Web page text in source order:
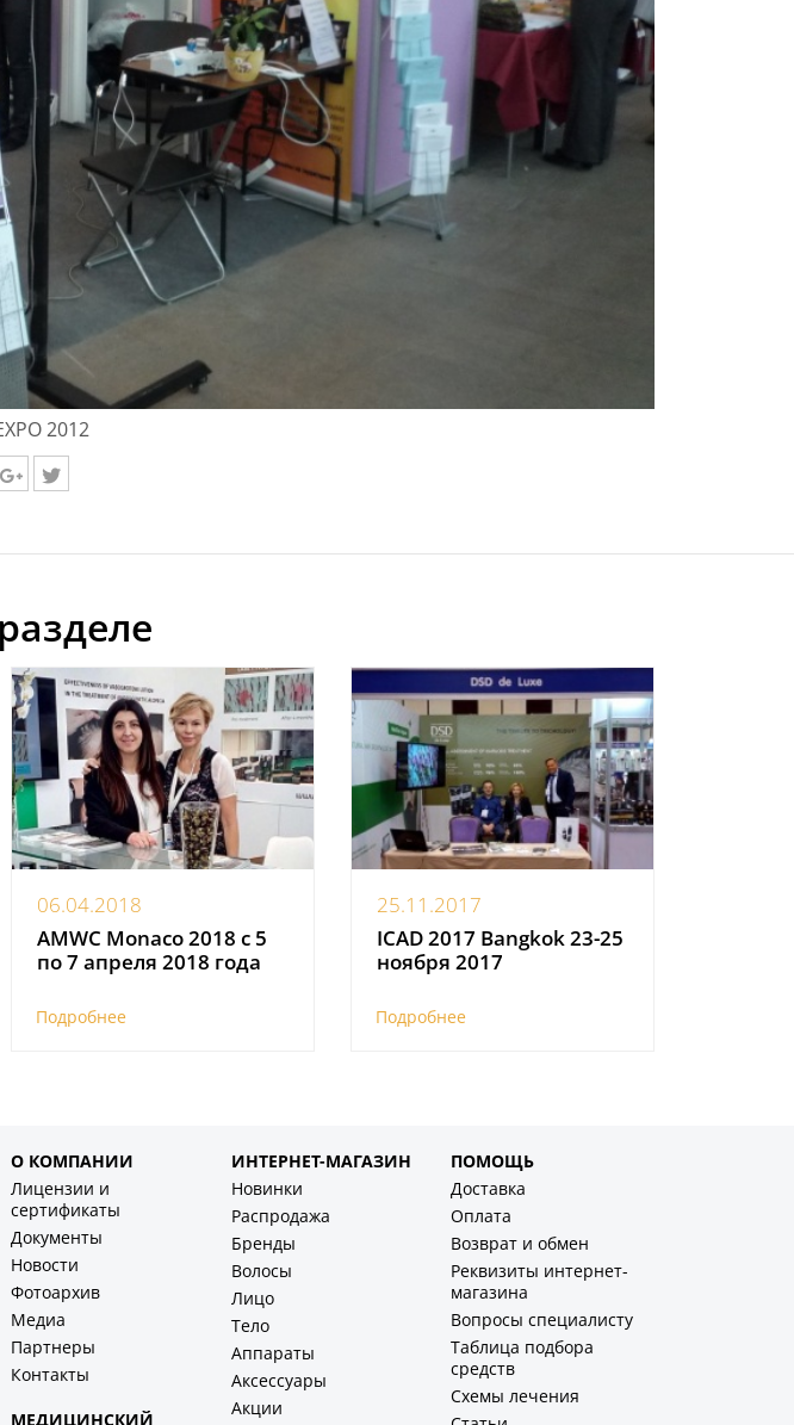
2012
06.04.2018
AMWC Monaco 2018 с 5
по 7 апреля 2018 года
Подробнее
25.11.2017
ICAD 2017 Bangkok 23-25
ноября 2017
Подробнее
О КОМПАНИИ
Лицензии и
сертификаты
Документы
Новости
Фотоархив
Медиа
Партнеры
Контакты
МЕДИЦИНСКИЙ
ИНТЕРНЕТ-МАГАЗИН
Новинки
Распродажа
Бренды
Волосы
Лицо
Тело
Аппараты
Аксессуары
Акции
ПОМОЩЬ
Доставка
Оплата
Возврат и обмен
Реквизиты интернет-
магазина
Вопросы специалисту
Таблица подбора
средств
Схемы лечения